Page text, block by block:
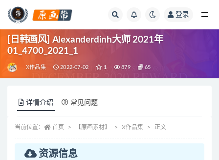
登录
[日韩画风] Alexanderdinh大师 2021年
01_4700_2021_1
X作品集 2022-07-02 1 879 65
详情介绍 常见问题
当前位置： 首页 【原画素材】 X作品集 正文
资源信息